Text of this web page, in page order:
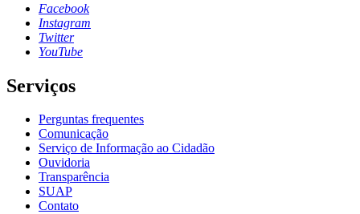
Facebook
Instagram
Twitter
YouTube
Serviços
Perguntas frequentes
Comunicação
Serviço de Informação ao Cidadão
Ouvidoria
Transparência
SUAP
Contato